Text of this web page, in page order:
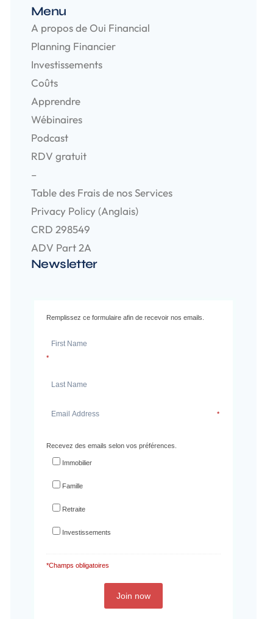
Menu
A propos de Oui Financial
Planning Financier
Investissements
Coûts
Apprendre
Wébinaires
Podcast
RDV gratuit
–
Table des Frais de nos Services
Privacy Policy (Anglais)
CRD 298549
ADV Part 2A
Newsletter
Remplissez ce formulaire afin de recevoir nos emails.
*
*
Recevez des emails selon vos préférences.
Immobilier
Famille
Retraite
Investissements
*Champs obligatoires